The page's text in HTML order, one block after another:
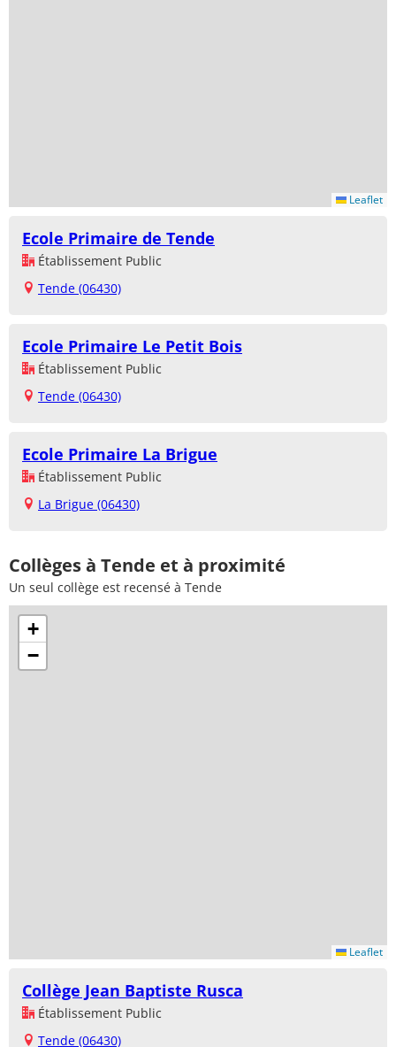
Leaflet
Ecole Primaire de Tende
Établissement Public
Tende (06430)
Ecole Primaire Le Petit Bois
Établissement Public
Tende (06430)
Ecole Primaire La Brigue
Établissement Public
La Brigue (06430)
Collèges à Tende et à proximité
Un seul collège est recensé à Tende
+
−
Leaflet
Collège Jean Baptiste Rusca
Établissement Public
Tende (06430)